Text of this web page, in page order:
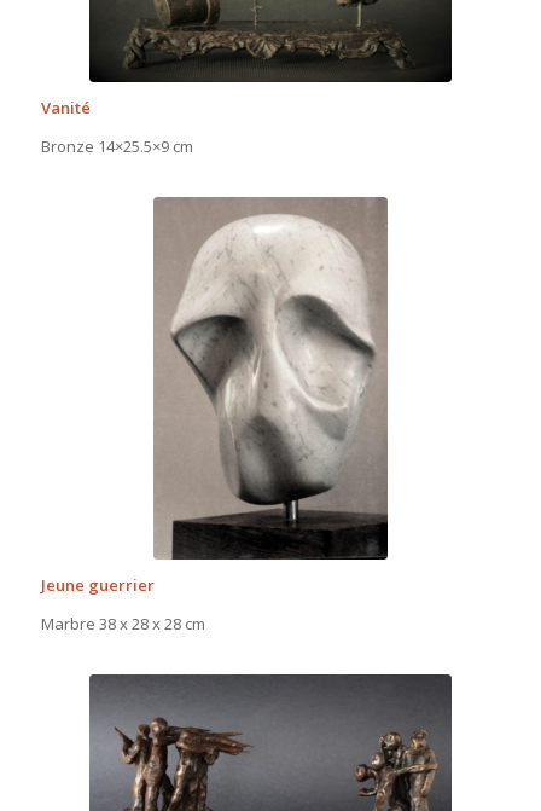
Vanité
Bronze 14×25.5×9 cm
Jeune guerrier
Marbre 38 x 28 x 28 cm